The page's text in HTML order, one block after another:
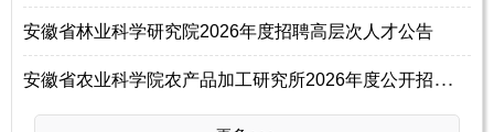
安徽省林业科学研究院2026年度招聘高层次人才公告
安
徽省农业科学院农产品加工研究所2026年度公开招聘高层次人才公告